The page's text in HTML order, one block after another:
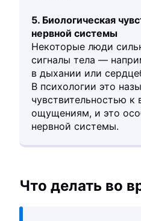
5. Биологическая
нервной системы
Некоторые люди
сигналы тела —
в дыхании или
В психологии это
чувствительностью к
ощущениям, и это
нервной системы.
Что делать во